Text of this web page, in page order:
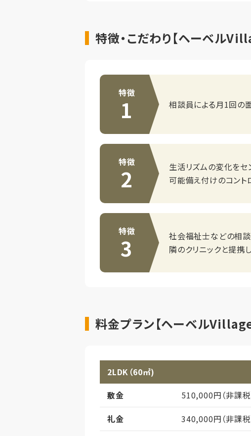
特徴・こだわり【ヘーベル
特徴
1 相談員による月1回の
特徴
2
生活リズムの変化をセ
可能備え付けのコント
特徴
3
社会福祉士などの相談
隣のクリニックと提携
料金プラン【ヘーベル
2LDK（60㎡)
敷金
510,000円（非課税
礼金
340,000円（非課税